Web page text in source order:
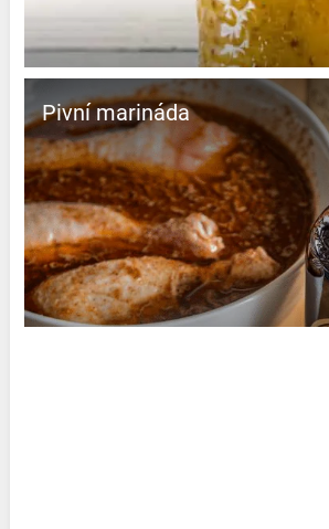
Pivní marináda